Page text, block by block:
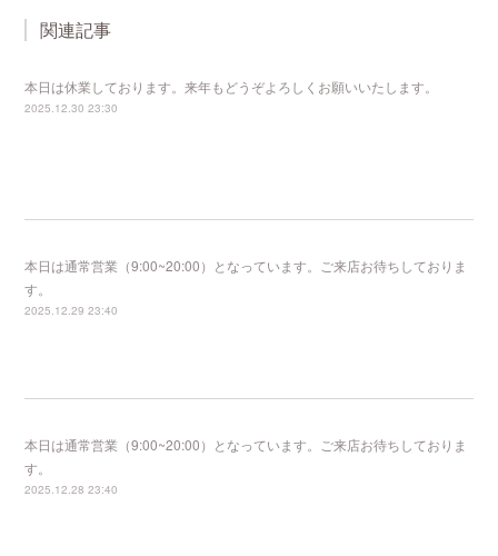
関連記事
本日は休業しております。来年もどうぞよろしくお願いいたします。
2025.12.30 23:30
本日は通常営業（9:00~20:00）となっています。ご来店お待ちしておりま
す。
2025.12.29 23:40
本日は通常営業（9:00~20:00）となっています。ご来店お待ちしておりま
す。
2025.12.28 23:40